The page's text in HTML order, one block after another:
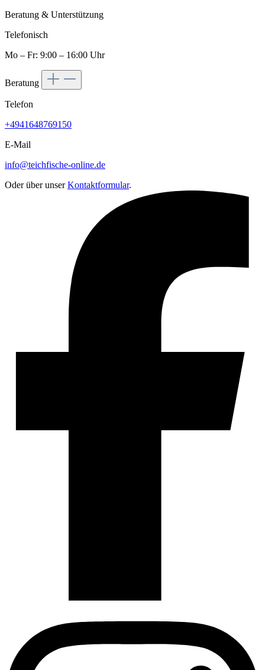
Beratung & Unterstützung
Telefonisch
Mo – Fr: 9:00 – 16:00 Uhr
Beratung
Telefon
+4941648769150
E-Mail
info@teichfische-online.de
Oder über unserKontaktformular.